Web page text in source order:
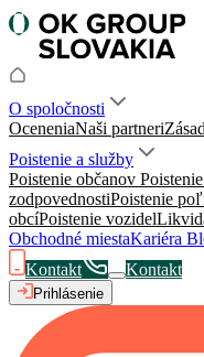
O spoločnosti
OceneniaNaši partneri
Poistenie a služby
Poistenie občanov
zodpovednostiPoistenie
obcíPoistenie vozidel
Obchodné miestaKariéra
Kontakt
Kontakt
Prihlásenie